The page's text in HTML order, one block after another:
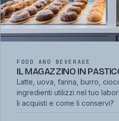
FOOD AND BEVERAGE
IL MAGAZZINO IN
Latte, uova, farina, burro,
ingredienti utilizzi nel tuo
li acquisti e come li conservi?